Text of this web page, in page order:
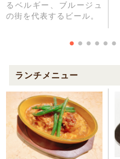
るベルギー、ブルージュ
の街を代表するビール。
ランチメニュー